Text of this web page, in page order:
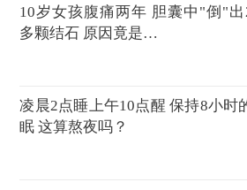
10岁女孩腹痛两年 胆囊中"倒"出
多颗结石 原因竟是…
凌晨2点睡上午10点醒 保持8小时
眠 这算熬夜吗？